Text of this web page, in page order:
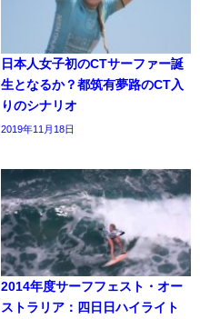
日本人女子初のCTサーファー誕
生となるか？都筑有夢路のCT入
りのシナリオ
2019年11月18日
2014年度サーフフェスト・オー
ストラリア：四日日ハイライト